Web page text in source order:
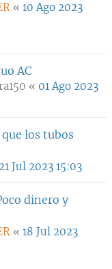
« 10 Ago 2023
AC
« 01 Ago 2023
los tubos
21 Jul 2023 15:03
dinero y
« 18 Jul 2023